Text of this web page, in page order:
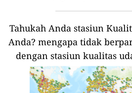
Tahukah Anda stasiun
Anda? mengapa tidak
dengan stasiun kualitas